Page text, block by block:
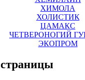
ХИМОЛА
ХОЛИСТИК
ЦАМАКС
ЧЕТВЕРОНОГИЙ
ЭКОПРОМ
страницы